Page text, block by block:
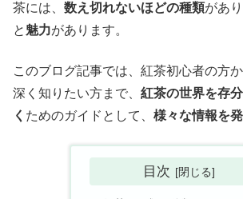
茶には、 数え切れないほどの種類があ
と 魅力があります。
このブログ記事では、紅茶初心者の方
深く知りたい方まで、 紅茶の世界を存
く ためのガイドとして、 様々な情報を
目次